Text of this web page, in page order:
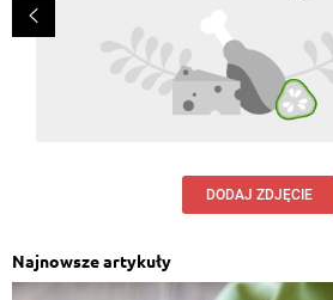
DODAJ ZDJĘCIE
Najnowsze artykuły